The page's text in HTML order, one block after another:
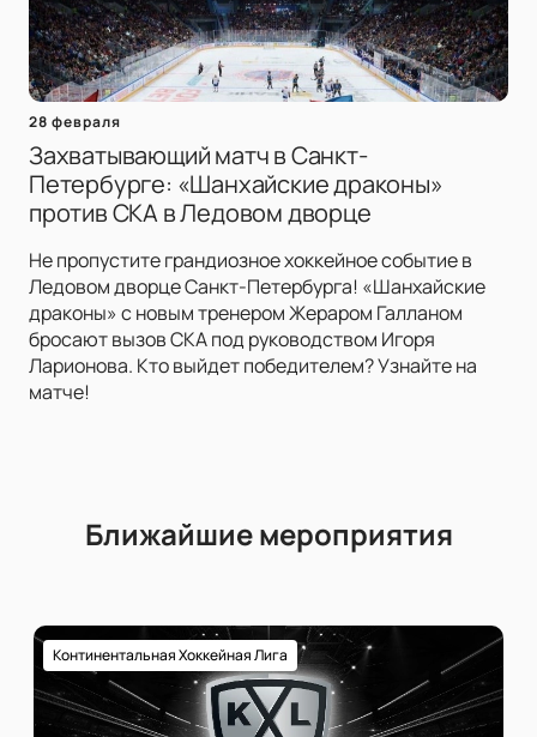
28 февраля
Захватывающий матч в Санкт-
Петербурге: «Шанхайские драконы»
против СКА в Ледовом дворце
Не пропустите грандиозное хоккейное событие в
Ледовом дворце Санкт-Петербурга! «Шанхайские
драконы» с новым тренером Жераром Галланом
бросают вызов СКА под руководством Игоря
Ларионова. Кто выйдет победителем? Узнайте на
матче!
Ближайшие мероприятия
Континентальная Хоккейная Лига